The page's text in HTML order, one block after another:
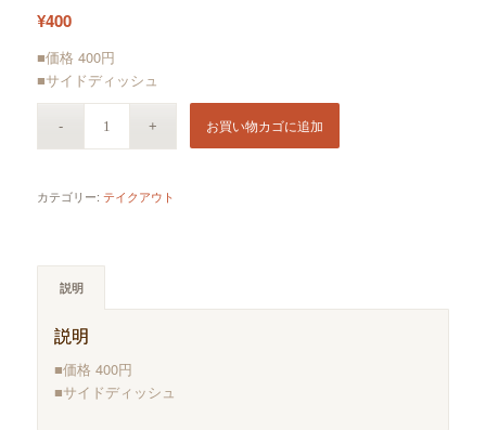
¥400
■価格 400円
■サイドディッシュ
お買い物カゴに追加
カテゴリー: テイクアウト
説明
説明
■価格 400円
■サイドディッシュ